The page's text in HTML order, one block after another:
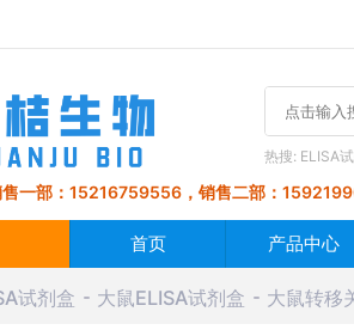
热搜: ELISA
一部：15216759556，销售二部：
首页 产品中心
试剂盒 大鼠ELISA试剂盒 大鼠转移